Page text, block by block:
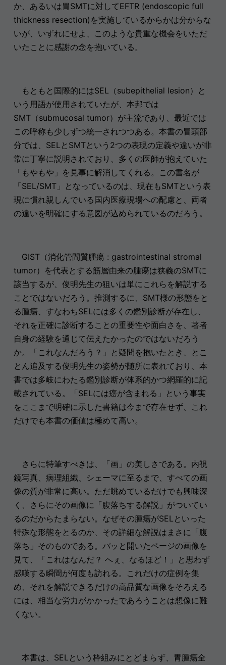
か、あるいは胃SMTに対してEFTR (endoscopic full
thickness resection)を実施しているからかは分からな
いが、いずれにせよ、このような貴重な機会をいただ
いたことに感謝の念を抱いている。
もともと国際的にはSEL（subepithelial lesion）と
いう用語が使用されていたが、本邦では
SMT（submucosal tumor）が主流であり、最近では
この呼称も少しずつ統一されつつある。本書の冒頭部
分では、SELとSMTという2つの表現の定義や違いが非
常に丁寧に説明されており、多くの医師が抱えていた
「もやもや」を見事に解消してくれる。この書名が
「SEL/SMT」となっているのは、現在もSMTという表
現に慣れ親しんでいる国内医療現場への配慮と、両者
の違いを明確にする意図が込められているのだろう。
GIST（消化管間質腫瘍 : gastrointestinal stromal
tumor）を代表とする筋層由来の腫瘍は狭義のSMTに
該当するが、俊明先生の狙いは単にこれらを解説する
ことではないだろう。推測するに、SMT様の形態をと
る腫瘍、すなわちSELには多くの鑑別診断が存在し、
それを正確に診断することの重要性や面白さを、著者
自身の経験を通じて伝えたかったのではないだろう
か。「これなんだろう？」と疑問を抱いたとき、とこ
とん追及する俊明先生の姿勢が随所に表れており、本
書では多岐にわたる鑑別診断が体系的かつ網羅的に記
載されている。「SELには癌が含まれる」という事実
をここまで明確に示した書籍は今まで存在せず、これ
だけでも本書の価値は極めて高い。
さらに特筆すべきは、「画」の美しさである。内視
鏡写真、病理組織、シェーマに至るまで、すべての画
像の質が非常に高い。ただ眺めているだけでも興味深
く、さらにその画像に「腹落ちする解説」がついてい
るのだからたまらない。なぜその腫瘍がSELといった
特殊な形態をとるのか、その詳細な解説はまさに「腹
落ち」そのものである。パッと開いたページの画像を
見て、「これはなんだ？ へぇ、なるほど！」と思わず
感嘆する瞬間が何度も訪れる。これだけの症例を集
め、それを解説できるだけの高品質な画像をそろえる
には、相当な労力がかかったであろうことは想像に難
くない。
本書は、SELという枠組みにとどまらず、胃腫瘍全